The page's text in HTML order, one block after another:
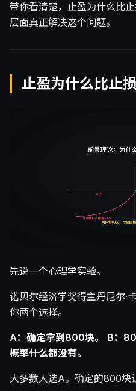
带你看清楚，止盈为什么比
层面真正解决这个问题。
止盈为什么比止
先说一个心理学实验。
诺贝尔经济学奖得主丹尼尔·
你两个选择。
A：确定拿到800块。
B：
概率什么都没有。
大多数人选A。确定的800块